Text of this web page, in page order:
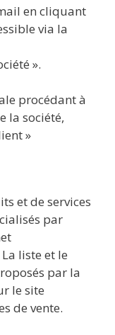
en cliquant
via la
».
procédant à
la société,
»
et de services
par
liste et le
par la
le site
de vente.